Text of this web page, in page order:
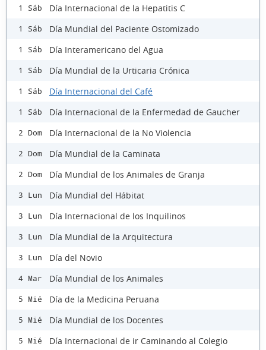
1 Sáb Día Internacional de la Hepatitis C
1 Sáb Día Mundial del Paciente Ostomizado
1 Sáb Día Interamericano del Agua
1 Sáb Día Mundial de la Urticaria Crónica
1 Sáb Día Internacional del Café
1 Sáb Día Internacional de la Enfermedad de Gaucher
2 Dom Día Internacional de la No Violencia
2 Dom Día Mundial de la Caminata
2 Dom Día Mundial de los Animales de Granja
3 Lun Día Mundial del Hábitat
3 Lun Día Internacional de los Inquilinos
3 Lun Día Mundial de la Arquitectura
3 Lun Día del Novio
4 Mar Día Mundial de los Animales
5 Mié Día de la Medicina Peruana
5 Mié Día Mundial de los Docentes
5 Mié Día Internacional de ir Caminando al Colegio